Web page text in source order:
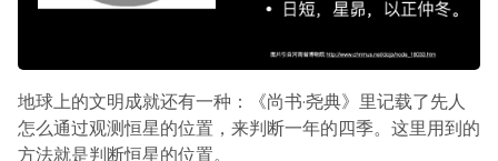
地球上的文明成就还有一种：《尚书·尧典》里记载了先人
怎么通过观测恒星的位置，来判断一年的四季。这里用到的
方法就是判断恒星的位置。